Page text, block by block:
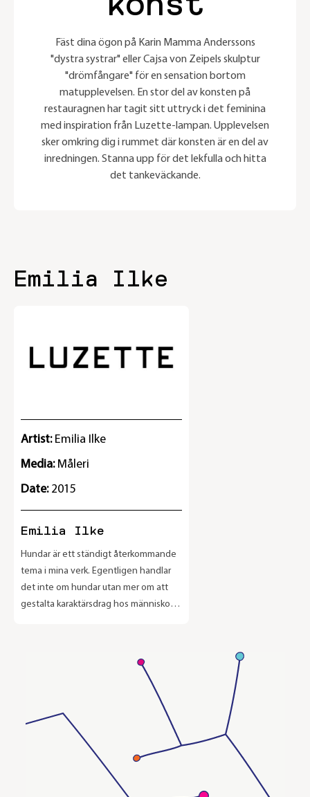
Fäst dina ögon på Karin Mamma Anderssons
"dystra systrar" eller Cajsa von Zeipels skulptur
"drömfångare" för en sensation bortom
matupplevelsen. En stor del av konsten på
restauragnen har tagit sitt uttryck i det feminina
med inspiration från Luzette-lampan. Upplevelsen
sker omkring dig i rummet där konsten är en del av
inredningen. Stanna upp för det lekfulla och hitta
det tankeväckande.
Emilia Ilke
Artist: Emilia Ilke
Media: Måleri
Date: 2015
Emilia Ilke
Hundar är ett ständigt återkommande
tema i mina verk. Egentligen handlar
det inte om hundar utan mer om att
gestalta karaktärsdrag hos människor.